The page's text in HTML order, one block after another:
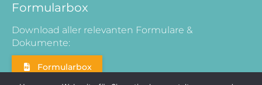
Formularbox
Download aller relevanten Formulare &
Dokumente:
Formularbox